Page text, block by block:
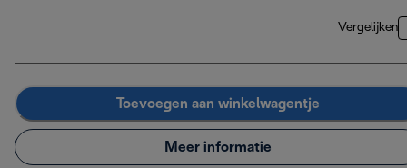
Vergelijken
Toevoegen aan winkelwagentje
Meer informatie